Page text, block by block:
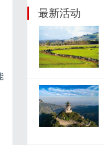
最新活动